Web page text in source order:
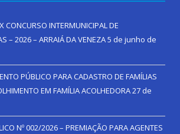
CONCURSO INTERMUNICIPAL DE
– 2026 – ARRAIÁ DA VENEZA5 de junho de
PÚBLICO PARA CADASTRO DE FAMÍLIAS
EM FAMÍLIA ACOLHEDORA27 de
Nº 002/2026 – PREMIAÇÃO PARA AGENTES